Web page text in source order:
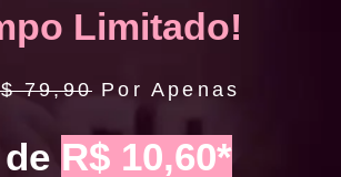
Limitado!
79,90 Por Apenas
R$ 10,60*